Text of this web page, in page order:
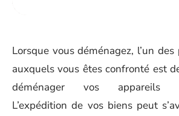
Lorsque vous déménagez, l’un
auxquels vous êtes confronté est
déménager vos appareils
L’expédition de vos biens peut